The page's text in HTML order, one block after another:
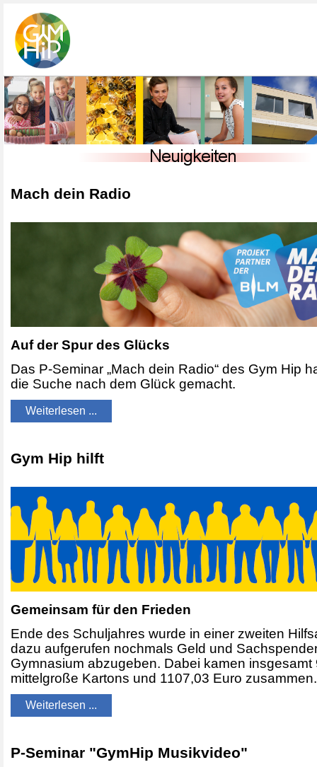
Mach dein Radio
Auf der Spur des Glücks
Das P-Seminar „Mach dein Radio“ des Gym Hip
die Suche nach dem Glück gemacht.
Weiterlesen ...
Gym Hip hilft
Gemeinsam für den Frieden
Ende des Schuljahres wurde in einer zweiten
dazu aufgerufen nochmals Geld und
Gymnasium abzugeben. Dabei kamen insgesamt
mittelgroße Kartons und 1107,03 Euro zusammen.
Weiterlesen ...
P-Seminar "GymHip Musikvideo"